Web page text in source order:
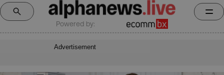
Powered by:
Advertisement